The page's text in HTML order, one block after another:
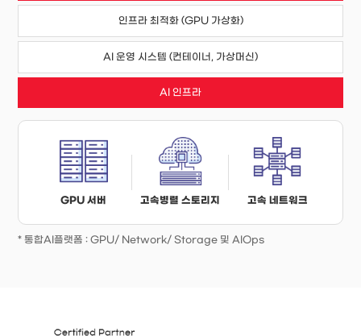
인프라 최적화 (GPU 가상화)
AI 운영 시스템 (컨테이너, 가상머신)
AI 인프라
GPU 서버 고속병렬 스토리지 고속 네트워크
* 통합AI플랫폼 : GPU/ Network/ Storage 및 AIOps